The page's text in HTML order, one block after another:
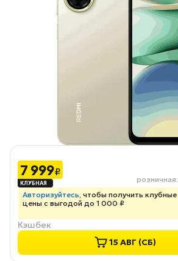
7 999₽
розничная:
Авторизуйтесь, чтобы получить клубные
цены с выгодой до 1 000 ₽
Кэшбек
15 АВГ (СБ)